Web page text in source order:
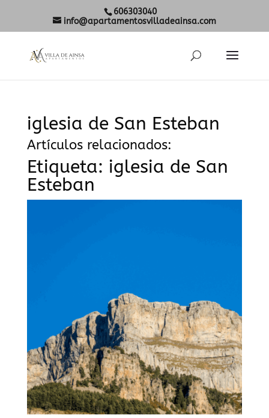
606303040
info@apartamentosvilladeainsa.com
iglesia de San Esteban
Artículos relacionados:
Etiqueta: iglesia de San
Esteban